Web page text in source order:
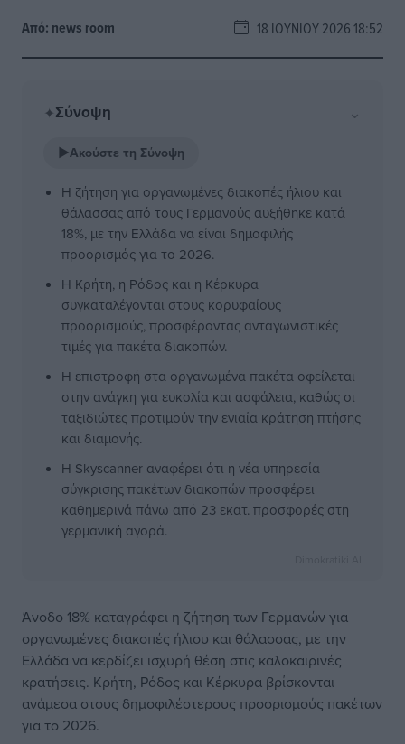
Από: news room 18 ΙΟΥΝΊΟΥ 2026 18:52
✦Σύνοψη ⌄
▶Ακούστε τη Σύνοψη
Η ζήτηση για οργανωμένες διακοπές ήλιου και
θάλασσας από τους Γερμανούς αυξήθηκε κατά
18%, με την Ελλάδα να είναι δημοφιλής
προορισμός για το 2026.
Η Κρήτη, η Ρόδος και η Κέρκυρα
συγκαταλέγονται στους κορυφαίους
προορισμούς, προσφέροντας ανταγωνιστικές
τιμές για πακέτα διακοπών.
Η επιστροφή στα οργανωμένα πακέτα οφείλεται
στην ανάγκη για ευκολία και ασφάλεια, καθώς οι
ταξιδιώτες προτιμούν την ενιαία κράτηση πτήσης
και διαμονής.
Η Skyscanner αναφέρει ότι η νέα υπηρεσία
σύγκρισης πακέτων διακοπών προσφέρει
καθημερινά πάνω από 23 εκατ. προσφορές στη
γερμανική αγορά.
Άνοδο 18% καταγράφει η ζήτηση των Γερμανών για
οργανωμένες διακοπές ήλιου και θάλασσας, με την
Ελλάδα να κερδίζει ισχυρή θέση στις καλοκαιρινές
κρατήσεις. Κρήτη, Ρόδος και Κέρκυρα βρίσκονται
ανάμεσα στους δημοφιλέστερους προορισμούς πακέτων
για το 2026.